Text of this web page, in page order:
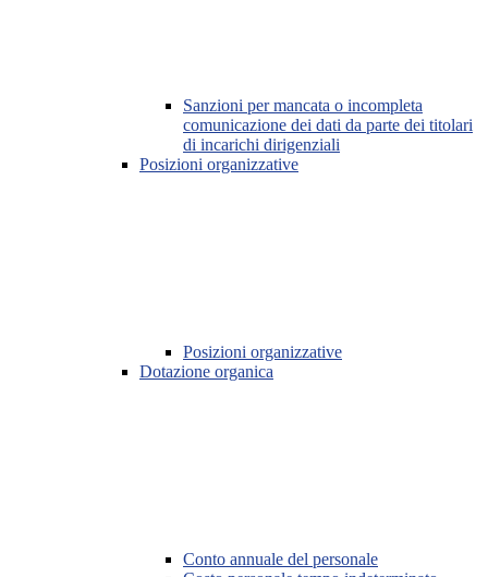
Sanzioni per mancata o incompleta
comunicazione dei dati da parte dei titolari
di incarichi dirigenziali
Posizioni organizzative
Posizioni organizzative
Dotazione organica
Conto annuale del personale